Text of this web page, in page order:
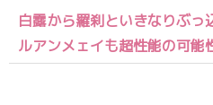
白露から羅刹といきなりぶっ
ルアンメェイも超性能の可能